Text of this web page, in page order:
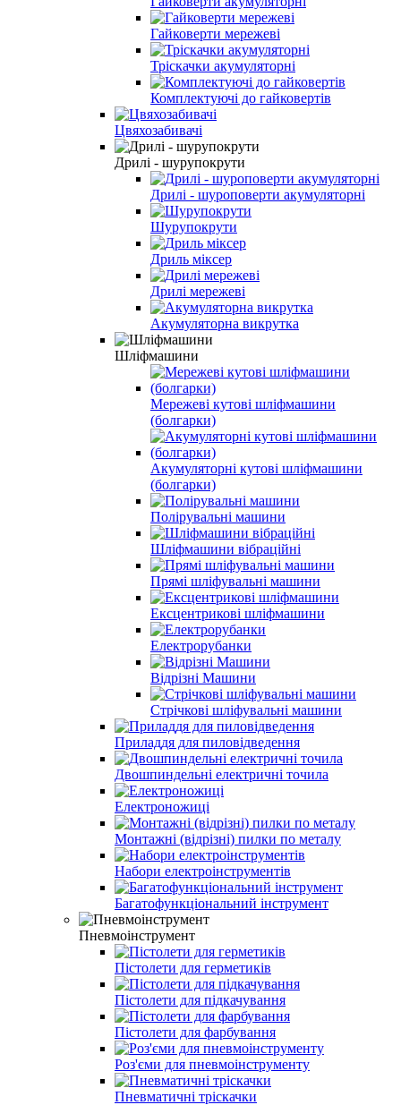
Гайковерти мережеві
Тріскачки акумуляторні
Комплектуючі до гайковертів
Цвяхозабивачі
Дрилі - шурупокрути
Дрилі - шуроповерти акумуляторні
Шурупокрути
Дриль міксер
Дрилі мережеві
Акумуляторна викрутка
Шліфмашини
Мережеві кутові шліфмашини
(болгарки)
Акумуляторні кутові шліфмашини
(болгарки)
Полірувальні машини
Шліфмашини вібраційні
Прямі шліфувальні машини
Ексцентрикові шліфмашини
Електрорубанки
Відрізні Машини
Стрічкові шліфувальні машини
Приладдя для пиловідведення
Двошпиндельні електричні точила
Електроножиці
Монтажні (відрізні) пилки по металу
Набори електроінструментів
Багатофункціональний інструмент
Пневмоінструмент
Пістолети для герметиків
Пістолети для підкачування
Пістолети для фарбування
Роз'єми для пневмоінструменту
Пневматичні тріскачки